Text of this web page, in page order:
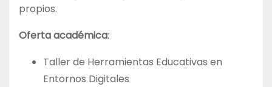
propios.
Oferta académica:
Taller de Herramientas Educativas en
Entornos Digitales